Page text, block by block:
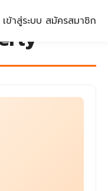
เข้าสู่ระบบ สมัครสมาชิก